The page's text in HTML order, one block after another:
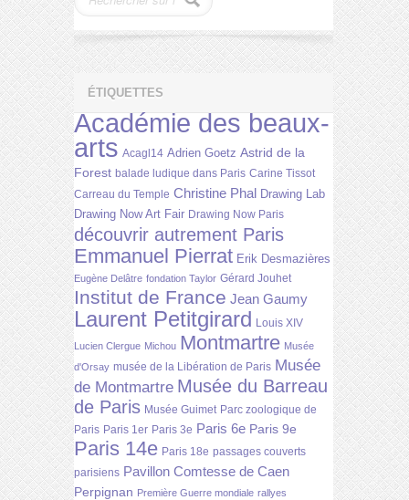
ÉTIQUETTES
Académie des beaux-
arts Acagl14 Adrien Goetz Astrid de la
Forest balade ludique dans Paris Carine Tissot
Carreau du Temple Christine Phal Drawing Lab
Drawing Now Art Fair Drawing Now Paris
découvrir autrement Paris
Emmanuel Pierrat Erik Desmazières
Eugène Delâtre fondation Taylor Gérard Jouhet
Institut de France Jean Gaumy
Laurent Petitgirard Louis XIV
Lucien Clergue Michou Montmartre Musée
d'Orsay musée de la Libération de Paris Musée
de Montmartre Musée du Barreau
de Paris Musée Guimet Parc zoologique de
Paris Paris 1er Paris 3e Paris 6e Paris 9e
Paris 14e Paris 18e passages couverts
parisiens Pavillon Comtesse de Caen
Perpignan Première Guerre mondiale rallyes